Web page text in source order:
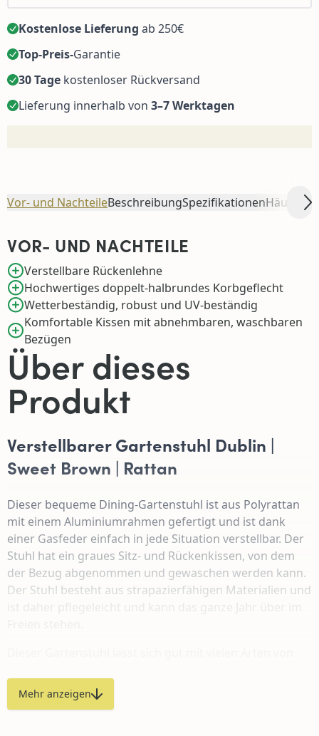
Kostenlose Lieferung ab 250€
Top-Preis-Garantie
30 Tage kostenloser Rückversand
Lieferung innerhalb von 3–7 Werktagen
Beschreibung
Vor- und Nachteile SpezifikationenHäufig
Über dieses
Produkt
Verstellbarer Gartenstuhl Dublin |
Sweet Brown | Rattan
Dieser bequeme Dining-Gartenstuhl ist aus Polyrattan
mit einem Aluminiumrahmen gefertigt und ist dank
einer Gasfeder einfach in jede Situation verstellbar. Der
Stuhl hat ein graues Sitz- und Rückenkissen, von dem
der Bezug abgenommen und gewaschen werden kann.
Der Stuhl besteht aus strapazierfähigen Materialien und
ist daher pflegeleicht und kann das ganze Jahr über im
Teakholz, Granit oder auch Polyrattan.
VOR- UND NACHTEILE
Verstellbare Rückenlehne
Hochwertiges doppelt-halbrundes Korbgeflecht
Wetterbeständig, robust und UV-beständig
Komfortable Kissen mit abnehmbaren, waschbaren
Bezügen
Mehr anzeigen